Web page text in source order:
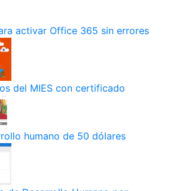
activar Office 365 sin errores
del MIES con certificado
humano de 50 dólares